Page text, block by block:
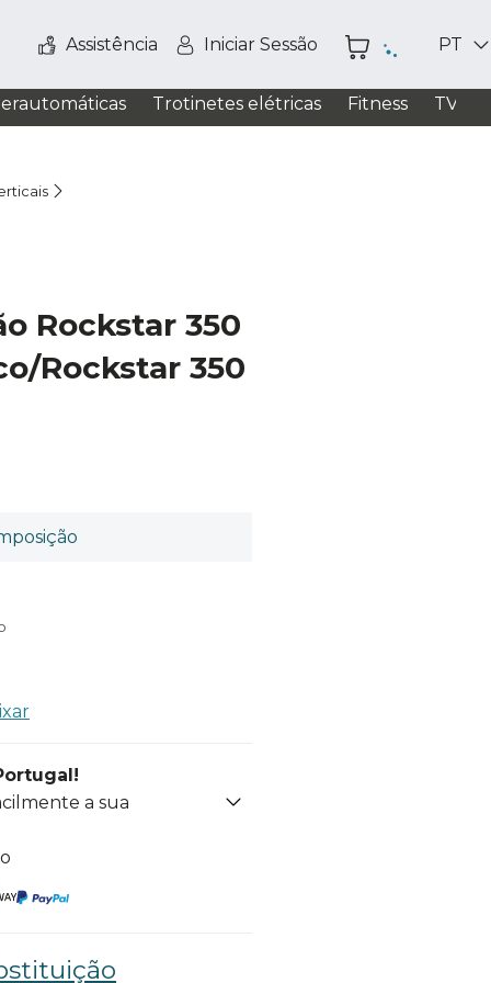
Assistência Iniciar Sessão PT
Trotinetes elétricas Fitness TV /
Rockstar 350
Rockstar 350
a sua